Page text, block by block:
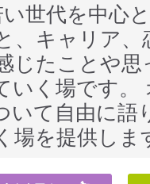
世代を中心
、キャリア
じたことや
いく場です
いて自由に
場を提供しま